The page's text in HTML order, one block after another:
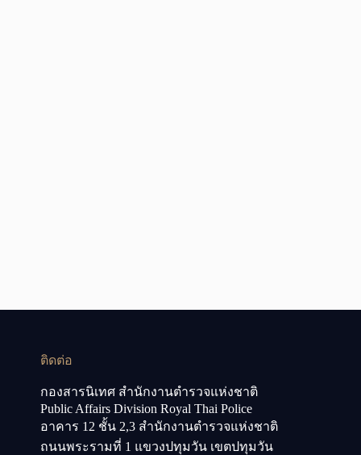
ติดต่อ
กองสารนิเทศ สำนักงานตำรวจแห่งชาติ
Public Affairs Division Royal Thai Police
อาคาร 12 ชั้น 2,3 สำนักงานตำรวจแห่งชาติ
ถนนพระรามที่ 1 แขวงปทุมวัน เขตปทุมวัน